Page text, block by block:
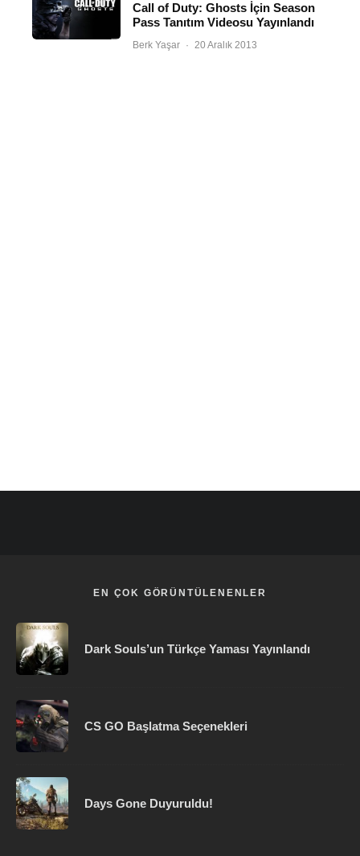
Call of Duty: Ghosts İçin Season
Pass Tanıtım Videosu Yayınlandı
Berk Yaşar · 20 Aralık 2013
EN ÇOK GÖRÜNTÜLENENLER
Dark Souls’un Türkçe Yaması Yayınlandı
CS GO Başlatma Seçenekleri
Days Gone Duyuruldu!